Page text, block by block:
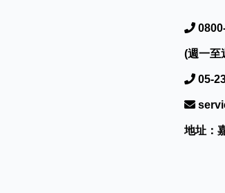
(週一至
05-
地址：